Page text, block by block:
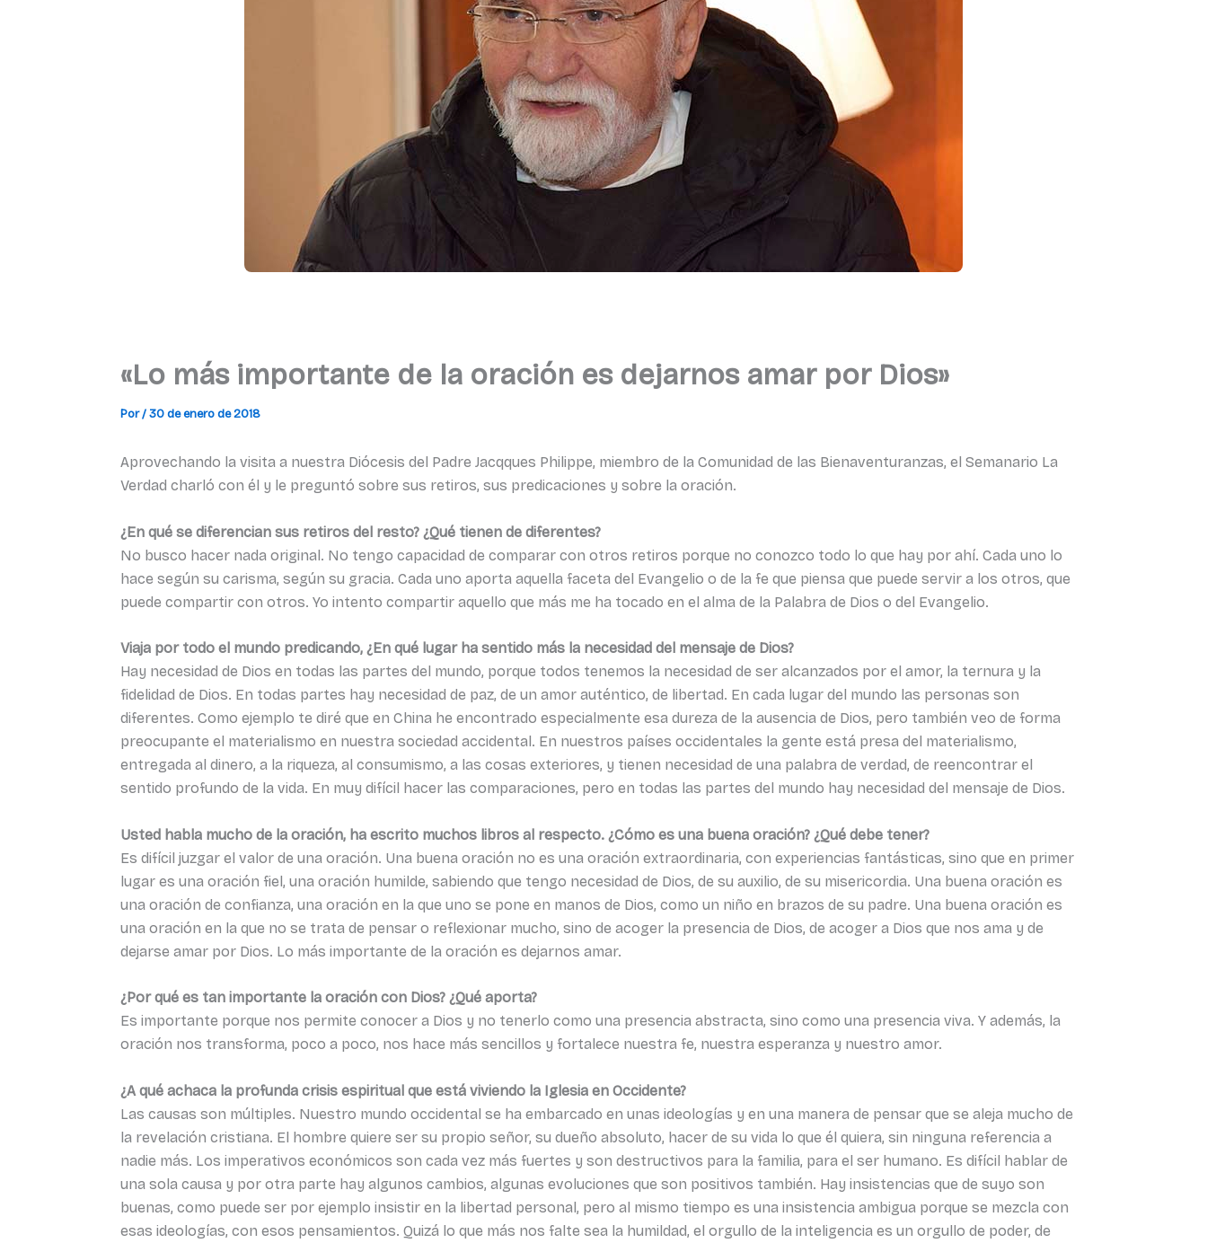
«Lo más importante de la oración es dejarnos amar por Dios»
Por/30 de enero de 2018
Aprovechando la visita a nuestra Diócesis del Padre Jacqques Philippe, miembro de la Comunidad de las Bienaventuranzas, el Semanario La
Verdad charló con él y le preguntó sobre sus retiros, sus predicaciones y sobre la oración.
¿En qué se diferencian sus retiros del resto? ¿Qué tienen de diferentes?
No busco hacer nada original. No tengo capacidad de comparar con otros retiros porque no conozco todo lo que hay por ahí. Cada uno lo
hace según su carisma, según su gracia. Cada uno aporta aquella faceta del Evangelio o de la fe que piensa que puede servir a los otros, que
puede compartir con otros. Yo intento compartir aquello que más me ha tocado en el alma de la Palabra de Dios o del Evangelio.
Viaja por todo el mundo predicando, ¿En qué lugar ha sentido más la necesidad del mensaje de Dios?
Hay necesidad de Dios en todas las partes del mundo, porque todos tenemos la necesidad de ser alcanzados por el amor, la ternura y la
fidelidad de Dios. En todas partes hay necesidad de paz, de un amor auténtico, de libertad. En cada lugar del mundo las personas son
diferentes. Como ejemplo te diré que en China he encontrado especialmente esa dureza de la ausencia de Dios, pero también veo de forma
preocupante el materialismo en nuestra sociedad accidental. En nuestros países occidentales la gente está presa del materialismo,
entregada al dinero, a la riqueza, al consumismo, a las cosas exteriores, y tienen necesidad de una palabra de verdad, de reencontrar el
sentido profundo de la vida. En muy difícil hacer las comparaciones, pero en todas las partes del mundo hay necesidad del mensaje de Dios.
Usted habla mucho de la oración, ha escrito muchos libros al respecto. ¿Cómo es una buena oración? ¿Qué debe tener?
Es difícil juzgar el valor de una oración. Una buena oración no es una oración extraordinaria, con experiencias fantásticas, sino que en primer
lugar es una oración fiel, una oración humilde, sabiendo que tengo necesidad de Dios, de su auxilio, de su misericordia. Una buena oración es
una oración de confianza, una oración en la que uno se pone en manos de Dios, como un niño en brazos de su padre. Una buena oración es
una oración en la que no se trata de pensar o reflexionar mucho, sino de acoger la presencia de Dios, de acoger a Dios que nos ama y de
dejarse amar por Dios. Lo más importante de la oración es dejarnos amar.
¿Por qué es tan importante la oración con Dios? ¿Qué aporta?
Es importante porque nos permite conocer a Dios y no tenerlo como una presencia abstracta, sino como una presencia viva. Y además, la
oración nos transforma, poco a poco, nos hace más sencillos y fortalece nuestra fe, nuestra esperanza y nuestro amor.
¿A qué achaca la profunda crisis espiritual que está viviendo la Iglesia en Occidente?
Las causas son múltiples. Nuestro mundo occidental se ha embarcado en unas ideologías y en una manera de pensar que se aleja mucho de
la revelación cristiana. El hombre quiere ser su propio señor, su dueño absoluto, hacer de su vida lo que él quiera, sin ninguna referencia a
nadie más. Los imperativos económicos son cada vez más fuertes y son destructivos para la familia, para el ser humano. Es difícil hablar de
una sola causa y por otra parte hay algunos cambios, algunas evoluciones que son positivos también. Hay insistencias que de suyo son
buenas, como puede ser por ejemplo insistir en la libertad personal, pero al mismo tiempo es una insistencia ambigua porque se mezcla con
esas ideologías, con esos pensamientos. Quizá lo que más nos falte sea la humildad, el orgullo de la inteligencia es un orgullo de poder, de